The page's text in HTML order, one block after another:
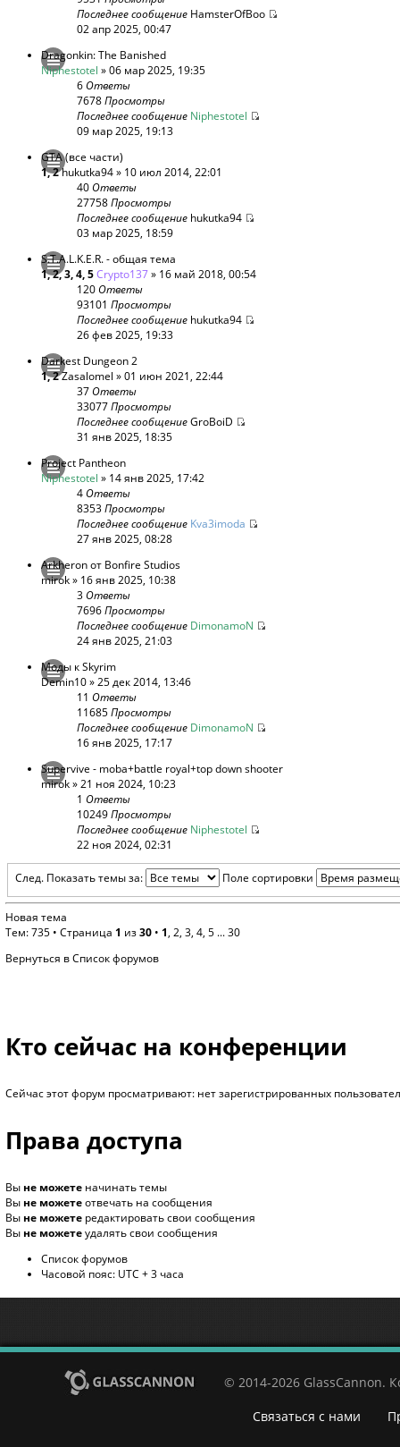
Последнее сообщение HamsterOfBoo
02 апр 2025, 00:47
Dragonkin: The Banished
Niphestotel » 06 мар 2025, 19:35
6Ответы
7678Просмотры
Последнее сообщение Niphestotel
09 мар 2025, 19:13
GTA (все части)
1,2hukutka94» 10 июл 2014, 22:01
40Ответы
27758Просмотры
Последнее сообщение hukutka94
03 мар 2025, 18:59
S.T.A.L.K.E.R. - общая тема
1,2,3,4,5Crypto137» 16 май 2018, 00:54
120Ответы
93101 Просмотры
Последнее сообщение hukutka94
26 фев 2025, 19:33
Darkest Dungeon 2
1,2Zasalomel » 01 июн 2021, 22:44
37Ответы
33077Просмотры
Последнее сообщениеGroBoiD
31 янв 2025, 18:35
Project Pantheon
Niphestotel » 14 янв 2025, 17:42
4Ответы
8353Просмотры
Последнее сообщение Kva3imoda
27 янв 2025, 08:28
Arkheron от Bonfire Studios
mirok» 16 янв 2025, 10:38
3Ответы
7696Просмотры
Последнее сообщение DimonamoN
24 янв 2025, 21:03
Моды к Skyrim
Demin10» 25 дек 2014, 13:46
11 Ответы
11685Просмотры
Последнее сообщение DimonamoN
16 янв 2025, 17:17
Supervive - moba+battle royal+top down shooter
mirok» 21 ноя 2024, 10:23
1 Ответы
10249Просмотры
Последнее сообщение Niphestotel
22 ноя 2024, 02:31
След. Показать темы за: Поле сортировки
Новая тема
Тем: 735 • Страница 1 из30 • 1, 2, 3, 4, 5 ...30
Вернуться в Список форумов
Кто сейчас на конференции
Сейчас этот форум просматривают: нет зарегистрированных
Права доступа
Вы не можете начинать темы
Вы не можетеотвечать на сообщения
Вы не можете редактировать свои сообщения
Вы не можетеудалять свои сообщения
Список форумов
Часовой пояс: UTC + 3 часа
© 2014-2026 GlassCannon.
Связаться с нами